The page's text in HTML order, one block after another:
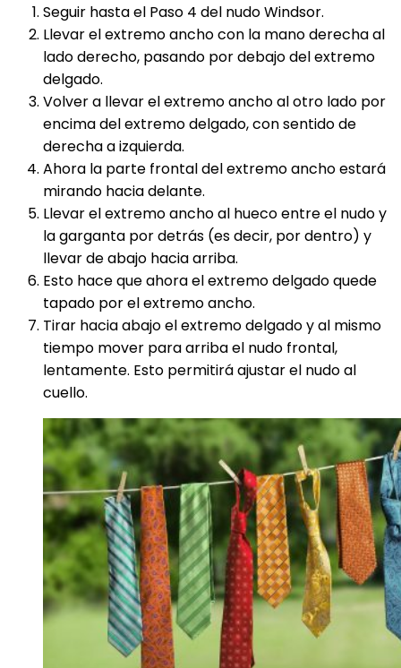
Seguir hasta el Paso 4 del nudo Windsor.
Llevar el extremo ancho con la mano derecha al
lado derecho, pasando por debajo del extremo
delgado.
Volver a llevar el extremo ancho al otro lado por
encima del extremo delgado, con sentido de
derecha a izquierda.
Ahora la parte frontal del extremo ancho estará
mirando hacia delante.
Llevar el extremo ancho al hueco entre el nudo y
la garganta por detrás (es decir, por dentro) y
llevar de abajo hacia arriba.
Esto hace que ahora el extremo delgado quede
tapado por el extremo ancho.
Tirar hacia abajo el extremo delgado y al mismo
tiempo mover para arriba el nudo frontal,
lentamente. Esto permitirá ajustar el nudo al
cuello.